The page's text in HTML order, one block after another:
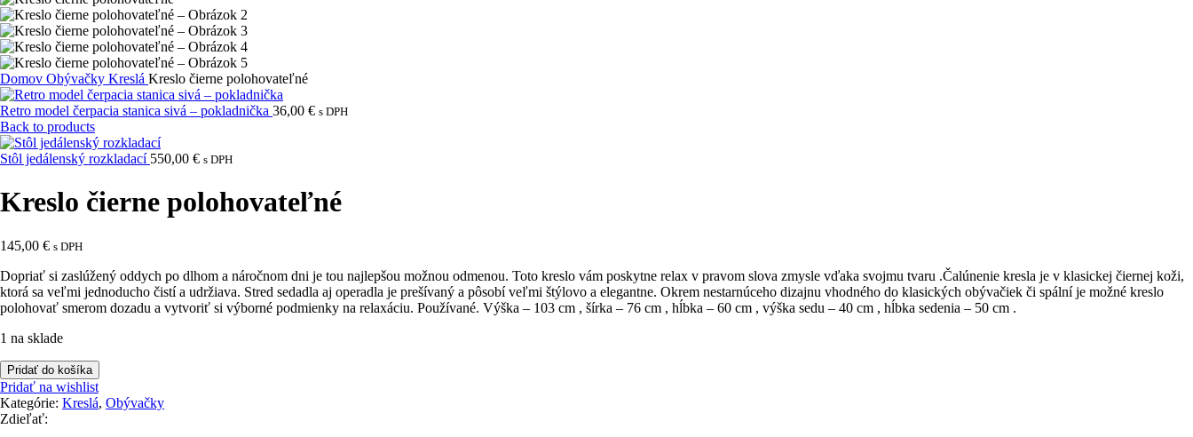
Domov Obývačky Kreslá Kreslo čierne polohovateľné
Retro model čerpacia stanica sivá – pokladnička 36,00 € s DPH
Back to products
Stôl jedálenský rozkladací 550,00 € s DPH
Kreslo čierne polohovateľné
145,00 € s DPH
Dopriať si zaslúžený oddych po dlhom a náročnom dni je tou najlepšou možnou odmenou. Toto kreslo vám poskytne relax v pravom slova zmysle vďaka svojmu tvaru .Čalúnenie kresla je v klasickej čiernej koži,
ktorá sa veľmi jednoducho čistí a udržiava. Stred sedadla aj operadla je prešívaný a pôsobí veľmi štýlovo a elegantne. Okrem nestarnúceho dizajnu vhodného do klasických obývačiek či spální je možné kreslo
polohovať smerom dozadu a vytvoriť si výborné podmienky na relaxáciu. Používané. Výška – 103 cm , šírka – 76 cm , hĺbka – 60 cm , výška sedu – 40 cm , hĺbka sedenia – 50 cm .
1 na sklade
množstvo
Kreslo
čierne
polohovateľné
Pridať do košíka
Pridať na wishlist
Kategórie: Kreslá, Obývačky
Zdieľať: